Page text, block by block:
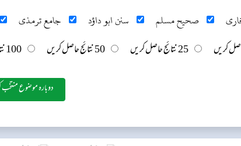
صحیح مسلم سنن ابو داؤد جامع ترمذی
25 نتائج حاصل کریں 50 نتائج حاصل کریں 100 نتائج حاصل کریں
دوبارہ موضوع